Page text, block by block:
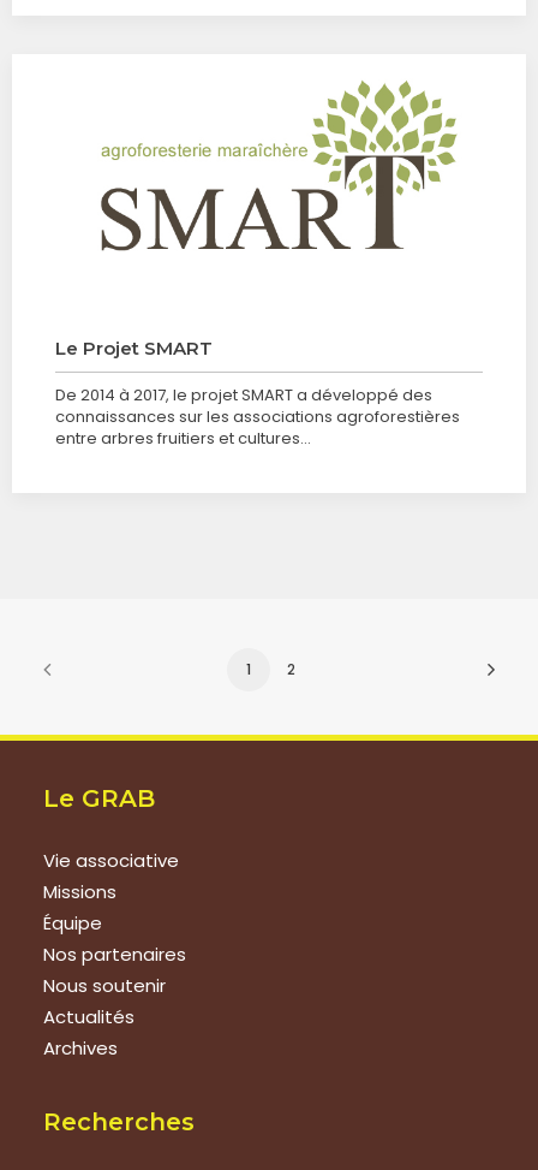
Le Projet SMART
De 2014 à 2017, le projet SMART a développé des
connaissances sur les associations agroforestières
entre arbres fruitiers et cultures…
1 2
Le GRAB
Vie associative
Missions
Équipe
Nos partenaires
Nous soutenir
Actualités
Archives
Recherches